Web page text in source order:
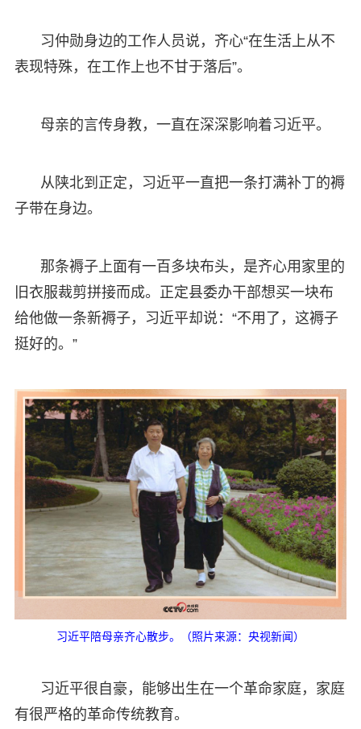
习仲勋身边的工作人员说，齐心“在生活上从不
表现特殊，在工作上也不甘于落后”。
母亲的言传身教，一直在深深影响着习近平。
从陕北到正定，习近平一直把一条打满补丁的褥
子带在身边。
那条褥子上面有一百多块布头，是齐心用家里的
旧衣服裁剪拼接而成。正定县委办干部想买一块布
给他做一条新褥子，习近平却说：“不用了，这褥子
挺好的。”
习近平陪母亲齐心散步。（照片来源：央视新闻）
习近平很自豪，能够出生在一个革命家庭，家庭
有很严格的革命传统教育。